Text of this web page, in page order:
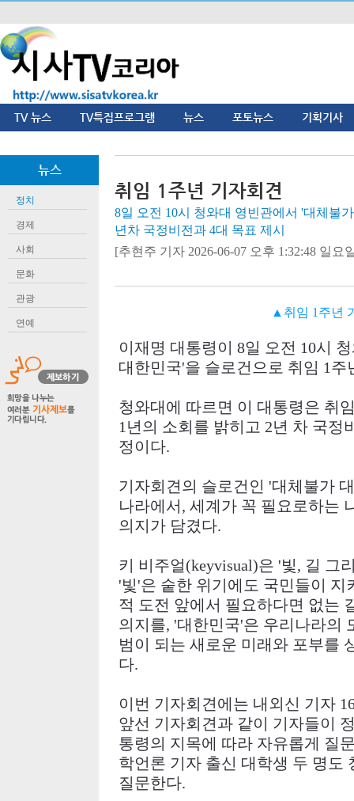
TV 뉴스 TV특집프로그램 뉴스 포토뉴스 기획기사
뉴스
정치
경제
사회
문화
관광
연예
취임 1주년 기자회견
8일 오전 10시 청와대 영빈관에서 '대체불
년차 국정비전과 4대 목표 제시
[추현주 기자 2026-06-07 오후 1:32:48 일요
▲취임 1주년
이재명 대통령이 8일 오전 10시
대한민국'을 슬로건으로 취임 1주
청와대에 따르면 이 대통령은 취
1 년의 소회를 밝히고 2년 차 국정
정이다.
기자회견의 슬로건인 '대체불가
나라에서 , 세계가 꼭 필요로하는
의지가 담겼다.
키 비주얼(keyvisual)은 '빛, 길 그
'빛'은 숱한 위기에도 국민들이 지
적 도전 앞에서 필요하다면 없는
의지를, '대한민국'은 우리나라의
범이 되는 새로운 미래와 포부를
다.
이번 기자회견에는 내외신 기자
앞선 기자회견과 같이 기자들이
통령의 지목에 따라 자유롭게 질
학언론 기자 출신 대학생 두 명도
질문한다.